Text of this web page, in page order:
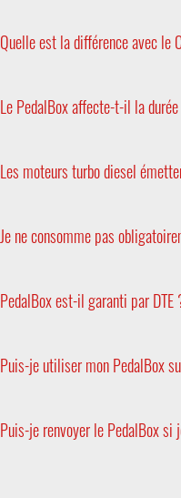
Quelle est la différence avec le
Le PedalBox affecte-t-il la
Les moteurs turbo diesel
Je ne consomme pas
PedalBox est-il garanti par DTE
Puis-je utiliser mon PedalBox
reprogrammés, car ils
votre PedalBox est adapté
Puis-je renvoyer le PedalBox